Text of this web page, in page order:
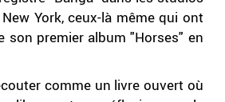
York, ceux-là même qui ont
son premier album "Horses" en
comme un livre ouvert où